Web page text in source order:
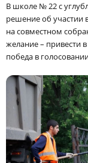
В школе № 22 с
решение об участии
на совместном
желание – привести
победа в